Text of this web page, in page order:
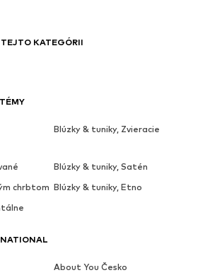
KATEGÓRII
Blúzky & tuniky, Zvieracie
Blúzky & tuniky, Satén
chrbtom Blúzky & tuniky, Etno
About You Česko